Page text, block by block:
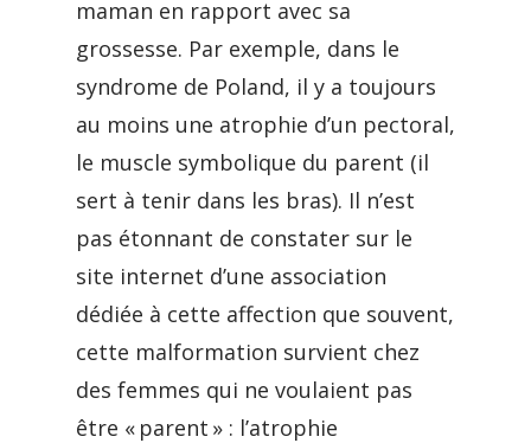
maman en rapport avec sa
grossesse. Par exemple, dans le
syndrome de Poland, il y a toujours
au moins une atrophie d’un pectoral,
le muscle symbolique du parent (il
sert à tenir dans les bras). Il n’est
pas étonnant de constater sur le
site internet d’une association
dédiée à cette affection que souvent,
cette malformation survient chez
des femmes qui ne voulaient pas
être « parent » : l’atrophie